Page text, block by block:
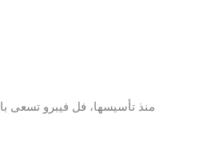
منذ تأسيسها، فل فيبرو تسعى